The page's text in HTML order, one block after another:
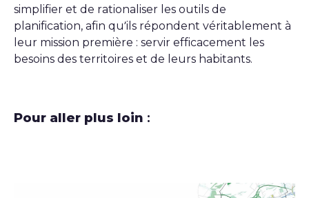
simplifier et de rationaliser les outils de
planification, afin qu’ils répondent véritablement à
leur mission première : servir efficacement les
besoins des territoires et de leurs habitants.
Pour aller plus loin :